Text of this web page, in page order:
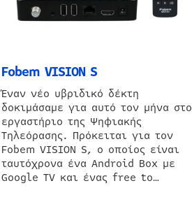
Fobem VISION S
Έναν νέο υβριδικό δέκτη
δοκιμάσαμε για αυτό τον μήνα στο
εργαστήριο της Ψηφιακής
Τηλεόρασης. Πρόκειται για τον
Fobem VISION S, ο οποίος είναι
ταυτόχρονα ένα Android Box με
Google TV και ένας free to…